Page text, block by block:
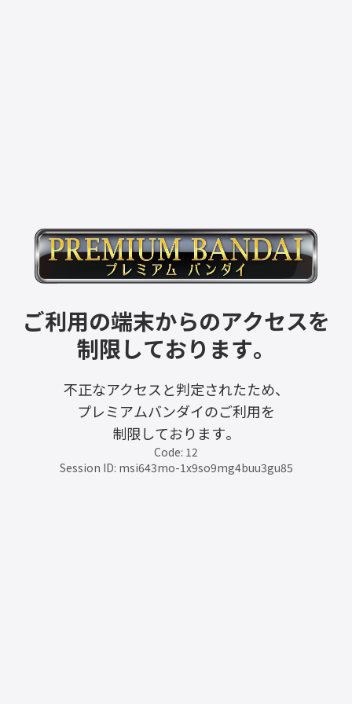
ご利用の端末からのアクセスを
制限しております。
不正なアクセスと判定されたため、
プレミアムバンダイのご利用を
制限しております。
Code: 12
Session ID: msi643mo-1x9so9mg4buu3gu85